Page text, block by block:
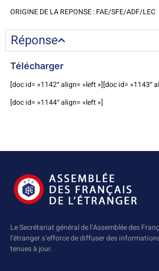
ORIGINE DE LA REPONSE : FAE/SFE/ADF/LEC
Réponse
Télécharger
[doc id= »1142″ align= »left »][doc id= »1143″
[doc id= »1144″ align= »left »]
Le Secrétariat général de l’Assemblée des
l’étranger s’efforce de diffuser des
tenues à jour.